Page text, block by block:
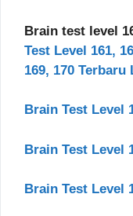
Brain test level
Test Level 161,
169, 170
Brain Test Level
Brain Test Level
Brain Test Level